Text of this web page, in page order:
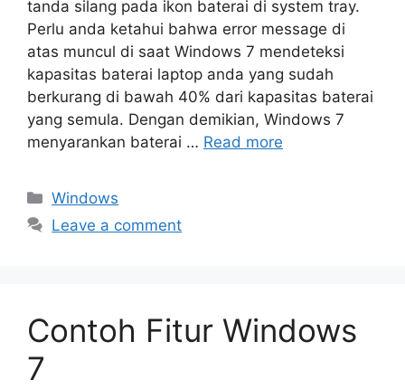
tanda silang pada ikon baterai di system tray.
Perlu anda ketahui bahwa error message di
atas muncul di saat Windows 7 mendeteksi
kapasitas baterai laptop anda yang sudah
berkurang di bawah 40% dari kapasitas baterai
yang semula. Dengan demikian, Windows 7
menyarankan baterai … Read more
Categories
Windows
Leave a comment
Contoh Fitur Windows
7